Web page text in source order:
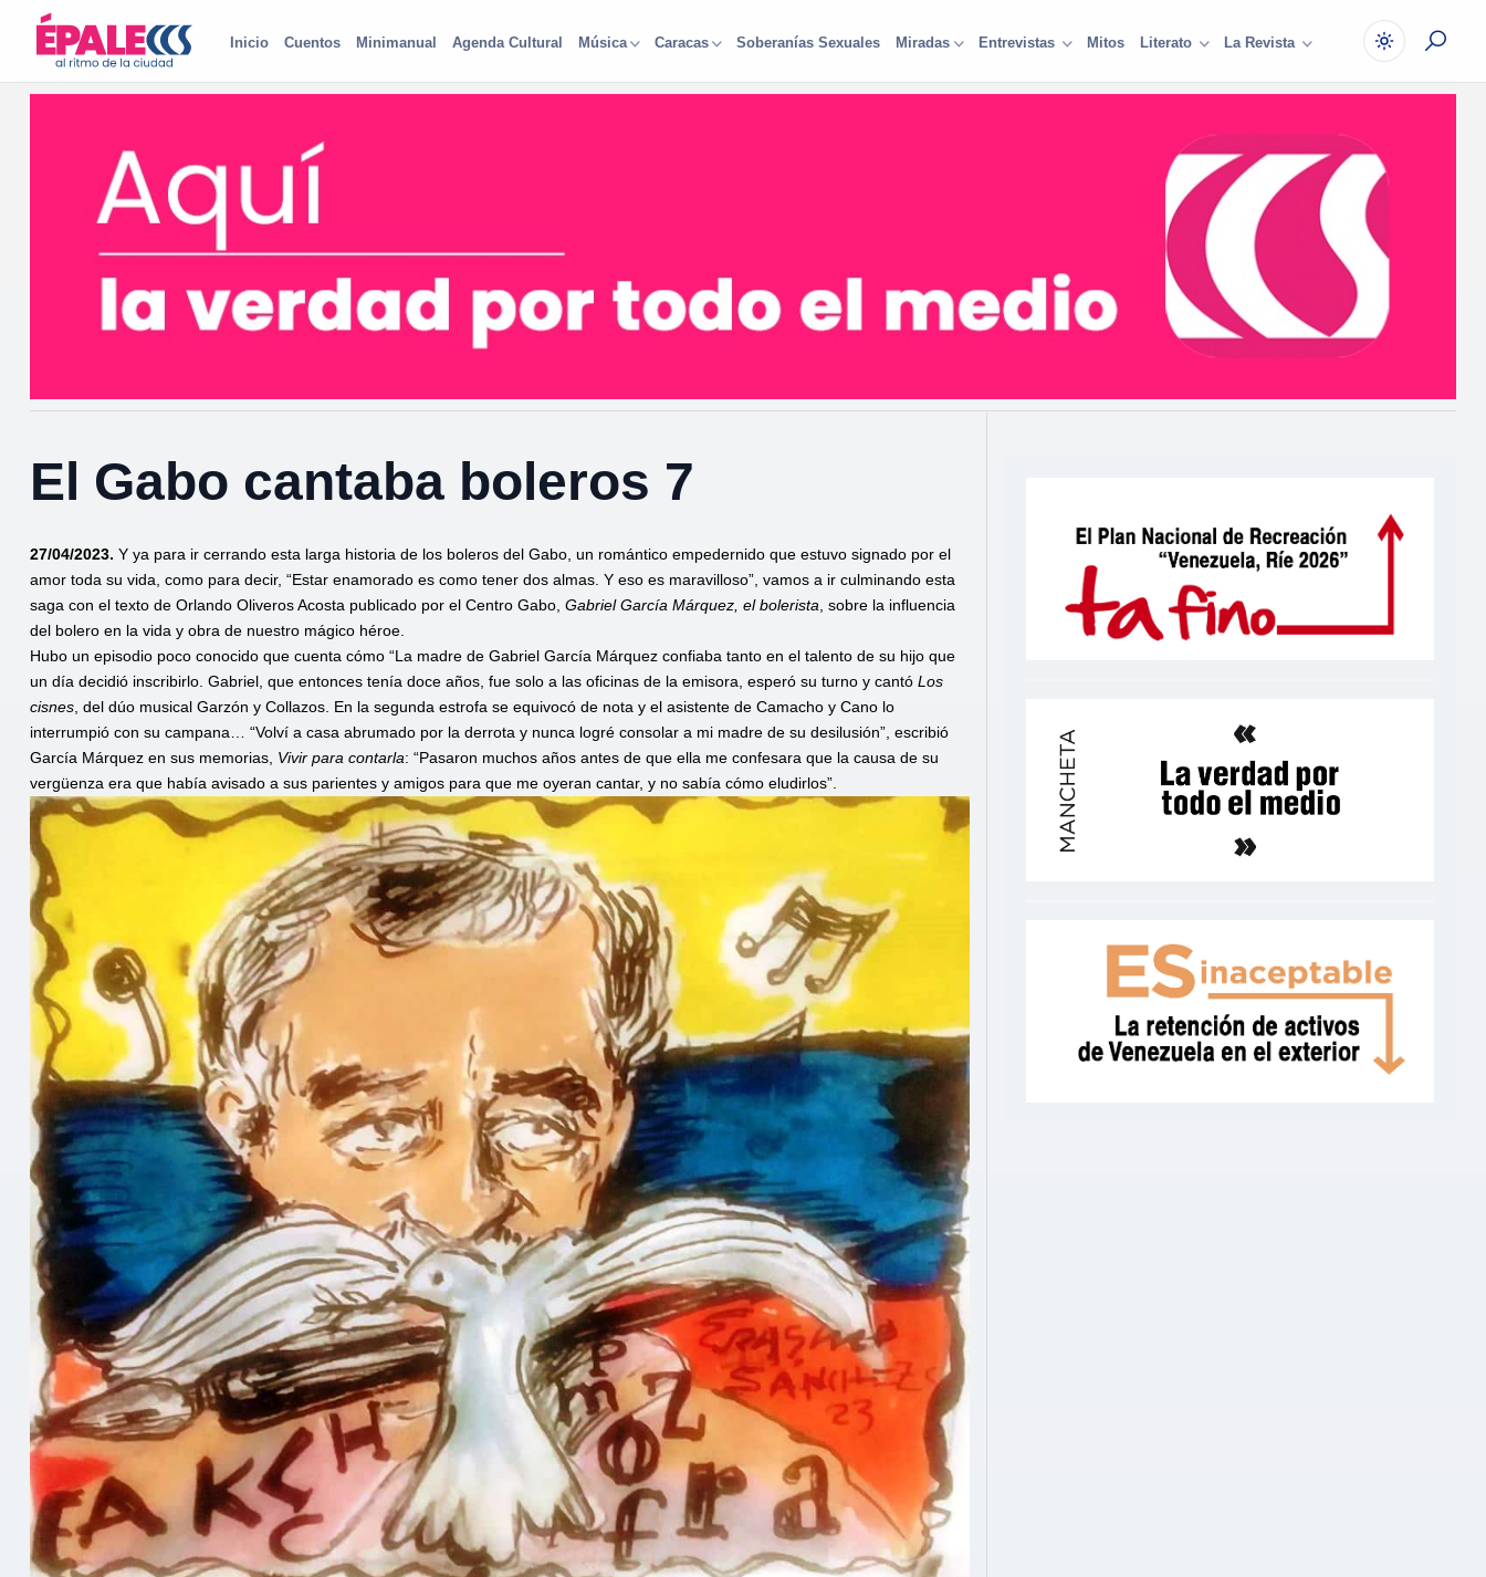
Inicio Cuentos Minimanual Agenda Cultural Música Caracas Soberanías Sexuales Miradas Entrevistas Mitos Literato La Revista
El Gabo cantaba boleros 7
27/04/2023. Y ya para ir cerrando esta larga historia de los boleros del Gabo, un romántico empedernido que estuvo signado por el
amor toda su vida, como para decir, “Estar enamorado es como tener dos almas. Y eso es maravilloso”, vamos a ir culminando esta
saga con el texto de Orlando Oliveros Acosta publicado por el Centro Gabo, Gabriel García Márquez, el bolerista , sobre la influencia
del bolero en la vida y obra de nuestro mágico héroe.
Hubo un episodio poco conocido que cuenta cómo “La madre de Gabriel García Márquez confiaba tanto en el talento de su hijo que
un día decidió inscribirlo. Gabriel, que entonces tenía doce años, fue solo a las oficinas de la emisora, esperó su turno y cantó Los
cisnes , del dúo musical Garzón y Collazos. En la segunda estrofa se equivocó de nota y el asistente de Camacho y Cano lo
interrumpió con su campana… “Volví a casa abrumado por la derrota y nunca logré consolar a mi madre de su desilusión”, escribió
García Márquez en sus memorias, Vivir para contarla: “Pasaron muchos años antes de que ella me confesara que la causa de su
vergüenza era que había avisado a sus parientes y amigos para que me oyeran cantar, y no sabía cómo eludirlos”.